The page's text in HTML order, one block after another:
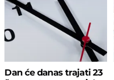
Dan će danas trajati 23